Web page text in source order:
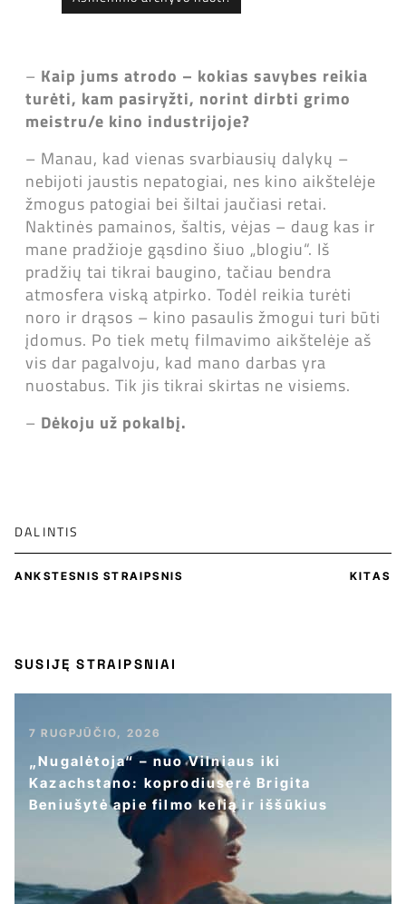
– Kaip jums atrodo – kokias savybes reikia
turėti, kam pasiryžti, norint dirbti grimo
meistru/e kino industrijoje?
– Manau, kad vienas svarbiausių dalykų –
nebijoti jaustis nepatogiai, nes kino aikštelėje
žmogus patogiai bei šiltai jaučiasi retai.
Naktinės pamainos, šaltis, vėjas – daug kas ir
mane pradžioje gąsdino šiuo „blogiu“. Iš
pradžių tai tikrai baugino, tačiau bendra
atmosfera viską atpirko. Todėl reikia turėti
noro ir drąsos – kino pasaulis žmogui turi būti
įdomus. Po tiek metų filmavimo aikštelėje aš
vis dar pagalvoju, kad mano darbas yra
nuostabus. Tik jis tikrai skirtas ne visiems.
– Dėkoju už pokalbį.
DALINTIS
ANKSTESNIS STRAIPSNIS KITAS
SUSIJĘ STRAIPSNIAI
7 RUGPJŪČIO, 2026
„Nugalėtoja“ – nuo Vilniaus iki
Kazachstano: koprodiuserė Brigita
Beniušytė apie filmo kelią ir iššūkius